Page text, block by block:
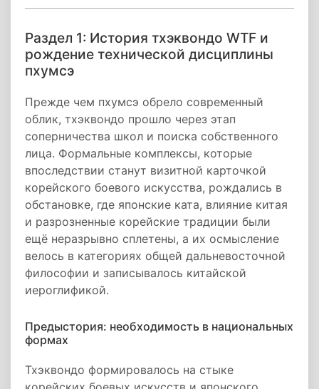
Раздел 1: История тхэквондо WTF и
рождение технической дисциплины
пхумсэ
Прежде чем пхумсэ обрело современный
облик, тхэквондо прошло через этап
соперничества школ и поиска собственного
лица. Формальные комплексы, которые
впоследствии станут визитной карточкой
корейского боевого искусства, рождались в
обстановке, где японские ката, влияние китая
и разрозненные корейские традиции были
ещё неразрывно сплетены, а их осмысление
велось в категориях общей дальневосточной
философии и записывалось китайской
иероглификой.
Предыстория: необходимость в национальных
формах
Тхэквондо формировалось на стыке